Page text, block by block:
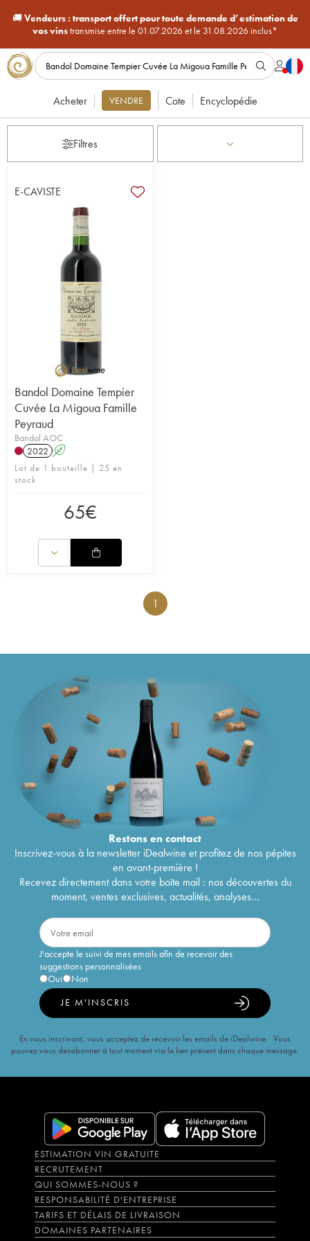
🚚Vendeurs : transport offert pour toute demande d’estimation de
vos vinstransmise entre le 01.07.2026 et le 31.08.2026 inclus*
Acheter VENDRE Cote Encyclopédie
Filtres
E-CAVISTE
Bandol Domaine Tempier
Cuvée La Migoua Famille
Peyraud
Bandol AOC
2022 A
Lot de 1 bouteille | 25 en
stock
65€
1
Restons encontact
Inscrivez-vous à la newsletter iDealwine et profitez de nos pépites
en avant-première !
Recevez directement dans votre boîte mail : nos découvertes du
moment, ventes exclusives, actualités, analyses...
J'accepte le suivi de mes emails afin de recevoir des
suggestions personnalisées
Oui
Non
JE M'INSCRIS
En vous inscrivant, vous acceptez de recevoir les emails de iDealwine. Vous
pouvez vous désabonner à tout moment via le lien présent dans chaque message.
ESTIMATION VIN GRATUITE
RECRUTEMENT
QUI SOMMES-NOUS ?
RESPONSABILITÉ D'ENTREPRISE
TARIFS ET DÉLAIS DE LIVRAISON
DOMAINES PARTENAIRES